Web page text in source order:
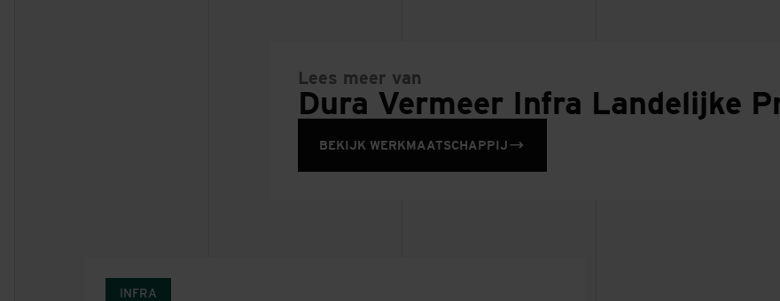
Lees meer van
Dura Vermeer Infra Landelijke
BEKIJK WERKMAATSCHAPPIJ
INFRA